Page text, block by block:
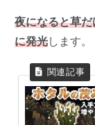
夜になると草
に発光します。